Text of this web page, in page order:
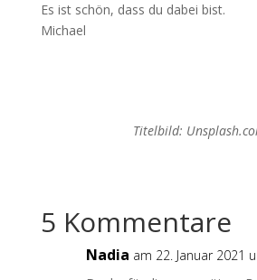
Es ist schön, dass du dabei bist.
Michael
Titelbild:
5 Kommentare
Nadia am 22. Januar 2021